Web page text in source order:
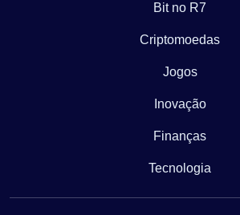
Bit no R7
Criptomoedas
Jogos
Inovação
Finanças
Tecnologia